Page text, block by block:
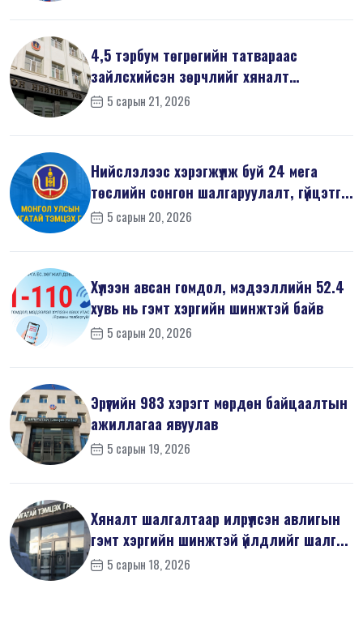
4,5 тэрбум төгрөгийн татвараас
зайлсхийсэн зөрчлийг хяналт
шалгалтаар ...
5 сарын 21, 2026
Нийслэлээс хэрэгжүүлж буй 24 мега
төслийн сонгон шалгаруулалт, гүйцэтг...
5 сарын 20, 2026
Хүлээн авсан гомдол, мэдээллийн 52.4
хувь нь гэмт хэргийн шинжтэй байв
5 сарын 20, 2026
Эрүүгийн 983 хэрэгт мөрдөн байцаалтын
ажиллагаа явуулав
5 сарын 19, 2026
Хяналт шалгалтаар илрүүлсэн авлигын
гэмт хэргийн шинжтэй үйлдлийг шалг...
5 сарын 18, 2026